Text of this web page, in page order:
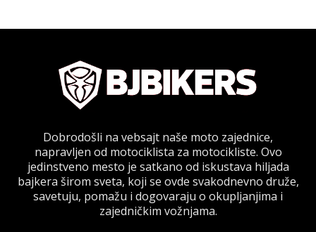
Dobrodošli na vebsajt naše moto zajednice,
napravljen od motociklista za motocikliste. Ovo
jedinstveno mesto je satkano od iskustava hiljada
bajkera širom sveta, koji se ovde svakodnevno druže,
savetuju, pomažu i dogovaraju o okupljanjima i
zajedničkim vožnjama.